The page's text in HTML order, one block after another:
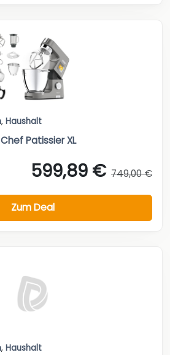
, Haushalt
Patissier XL
599,89 € 749,00 €
Zum Deal
, Haushalt